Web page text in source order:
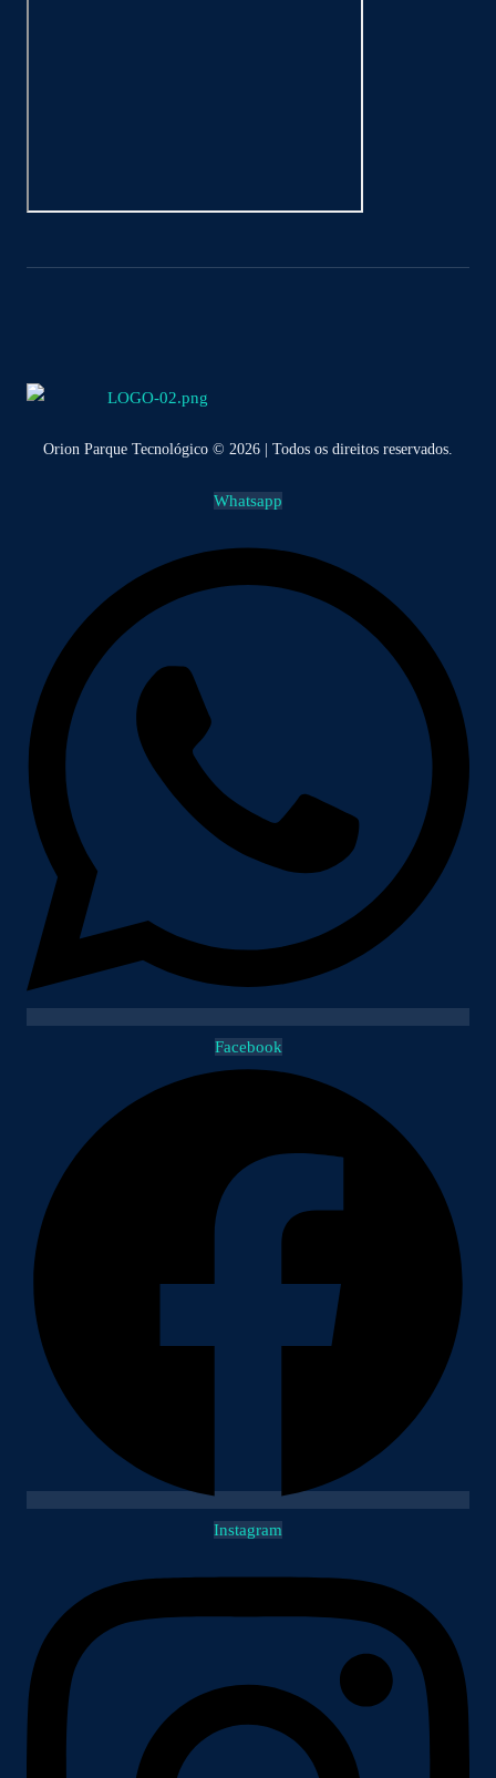
Orion Parque Tecnológico © 2026 | Todos os direitos reservados.
Whatsapp
Facebook
Instagram